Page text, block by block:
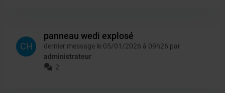
CH
panneau wedi explosé
dernier message le 05/01/2026 à 09h26 par
administrateur
2